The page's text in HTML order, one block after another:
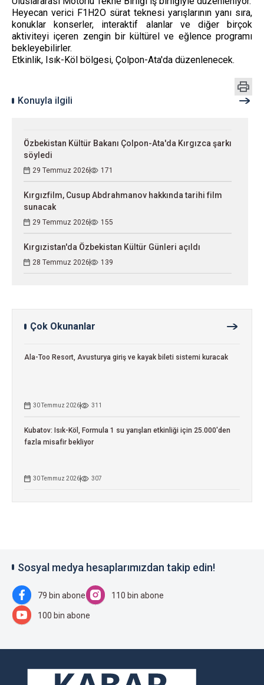
Heyecan verici F1H2O sürat teknesi yarışlarının yanı sıra,
konuklar konserler, interaktif alanlar ve diğer birçok
aktiviteyi içeren zengin bir kültürel ve eğlence programı
bekleyebilirler.
Etkinlik, Isık-Köl bölgesi, Çolpon-Ata'da düzenlenecek.
Konuyla ilgili
Özbekistan Kültür Bakanı Çolpon-Ata'da Kırgızca şarkı
söyledi
29 Temmuz 2026 171
Kırgızfilm, Cusup Abdrahmanov hakkında tarihi film
sunacak
29 Temmuz 2026 155
Kırgızistan'da Özbekistan Kültür Günleri açıldı
28 Temmuz 2026 139
Çok Okunanlar
Ala-Too Resort, Avusturya giriş ve kayak bileti sistemi kuracak
30 Temmuz 2026 311
Kubatov: Isık-Köl, Formula 1 su yarışları etkinliği için 25.000'den
fazla misafir bekliyor
30 Temmuz 2026 307
Sosyal medya hesaplarımızdan takip edin!
79 bin abone 110 bin abone
100 bin abone